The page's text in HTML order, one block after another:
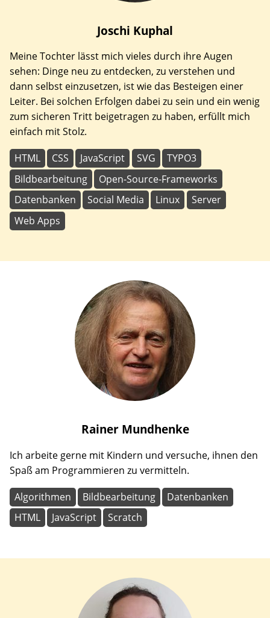
Joschi Kuphal
Meine Tochter lässt mich vieles durch ihre Augen
sehen: Dinge neu zu entdecken, zu verstehen und
dann selbst einzusetzen, ist wie das Besteigen einer
Leiter. Bei solchen Erfolgen dabei zu sein und ein wenig
zum sicheren Tritt beigetragen zu haben, erfüllt mich
einfach mit Stolz.
HTML CSS JavaScript SVG
TYPO3
Bildbearbeitung
Open-Source-Frameworks
Datenbanken
Social Media Linux
Server
Web Apps
Rainer Mundhenke
Ich arbeite gerne mit Kindern und versuche, ihnen den
Spaß am Programmieren zu vermitteln.
Algorithmen Bildbearbeitung
Datenbanken
HTML
JavaScript Scratch